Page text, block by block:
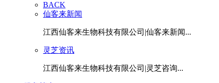
BACK
仙客来新闻
江西仙客来生物科技有限公司|仙客来新闻...
灵芝资讯
江西仙客来生物科技有限公司|灵芝咨询...